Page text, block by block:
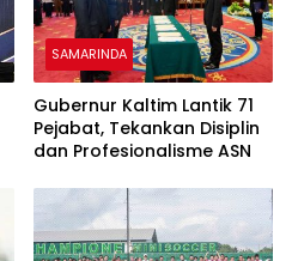
SAMARINDA
Gubernur Kaltim Lantik 71
Pejabat, Tekankan Disiplin
dan Profesionalisme ASN